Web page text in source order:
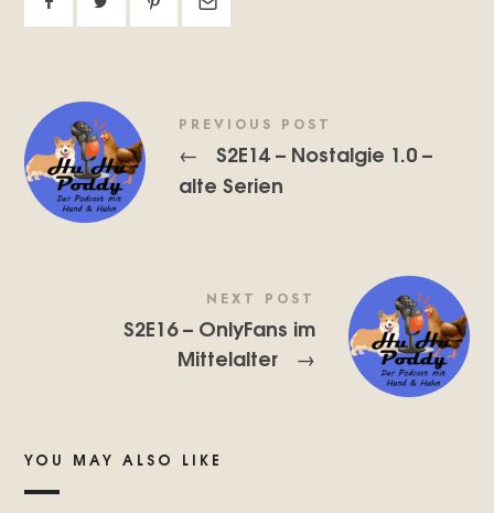
PREVIOUS POST
←
S2E14 – Nostalgie 1.0 –
alte Serien
NEXT POST
S2E16 – OnlyFans im
Mittelalter
→
YOU MAY ALSO LIKE